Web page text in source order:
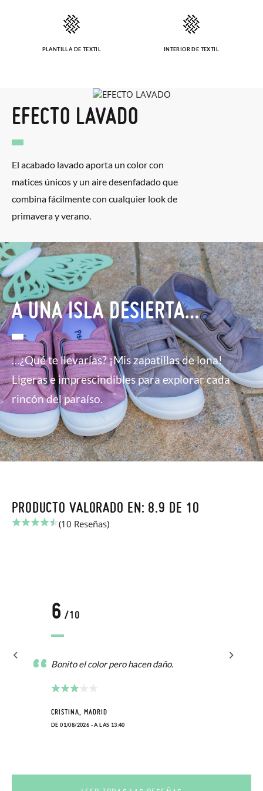
PLANTILLA DE TEXTIL INTERIOR DE TEXTIL
EFECTO LAVADO
El acabado lavado aporta un color con
matices únicos y un aire desenfadado que
combina fácilmente con cualquier look de
primavera y verano.
A UNA ISLA DESIERTA…
…¿Qué te llevarías? ¡Mis zapatillas de lona!
Ligeras e imprescindibles para explorar cada
rincón del paraíso.
PRODUCTO VALORADO EN: 8.9 DE 10
(10 Reseñas)
6 /10
Bonito el color pero hacen daño.
CRISTINA, MADRID
DE 01/08/2026 - A LAS 13:40